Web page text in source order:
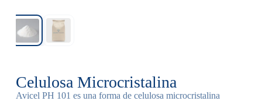
Celulosa Microcristalina
Avicel PH 101 es una forma de celulosa microcristalina